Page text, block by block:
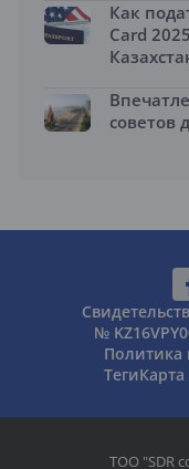
Как
Card
советов
№
Политика
ТегиКарта
ТОО "SDR